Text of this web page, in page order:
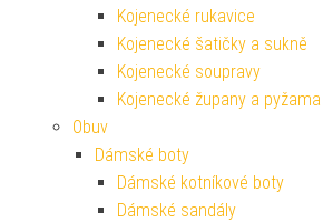
Kojenecké rukavice
Kojenecké šatičky a sukně
Kojenecké soupravy
Kojenecké župany a pyžama
Obuv
Dámské boty
Dámské kotníkové boty
Dámské sandály